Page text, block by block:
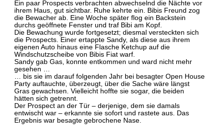
Ein paar Prospects verbrachten abwechselnd die Nächte vor
ihrem Haus, gut sichtbar. Ruhe kehrte ein. Bibis Freund zog
die Bewacher ab. Eine Woche später flog ein Backstein
durchs geöffnete Fenster und traf Bibi am Kopf.
Die Bewachung wurde fortgesetzt; diesmal versteckten sich
die Prospects. Einer ertappte Sandy, als diese aus ihrem
eigenen Auto hinaus eine Flasche Ketchup auf die
Windschutzscheibe von Bibis Fiat warf.
Sandy gab Gas, konnte entkommen und ward nicht mehr
gesehen …
… bis sie im darauf folgenden Jahr bei besagter Open House
Party auftauchte, überzeugt, über die Sache wäre längst
Gras gewachsen. Vielleicht hoffte sie sogar, die beiden
hätten sich getrennt.
Der Prospect an der Tür – derjenige, dem sie damals
entwischt war – erkannte sie sofort und rastete aus. Das
Ergebnis war besagte gebrochene Nase.